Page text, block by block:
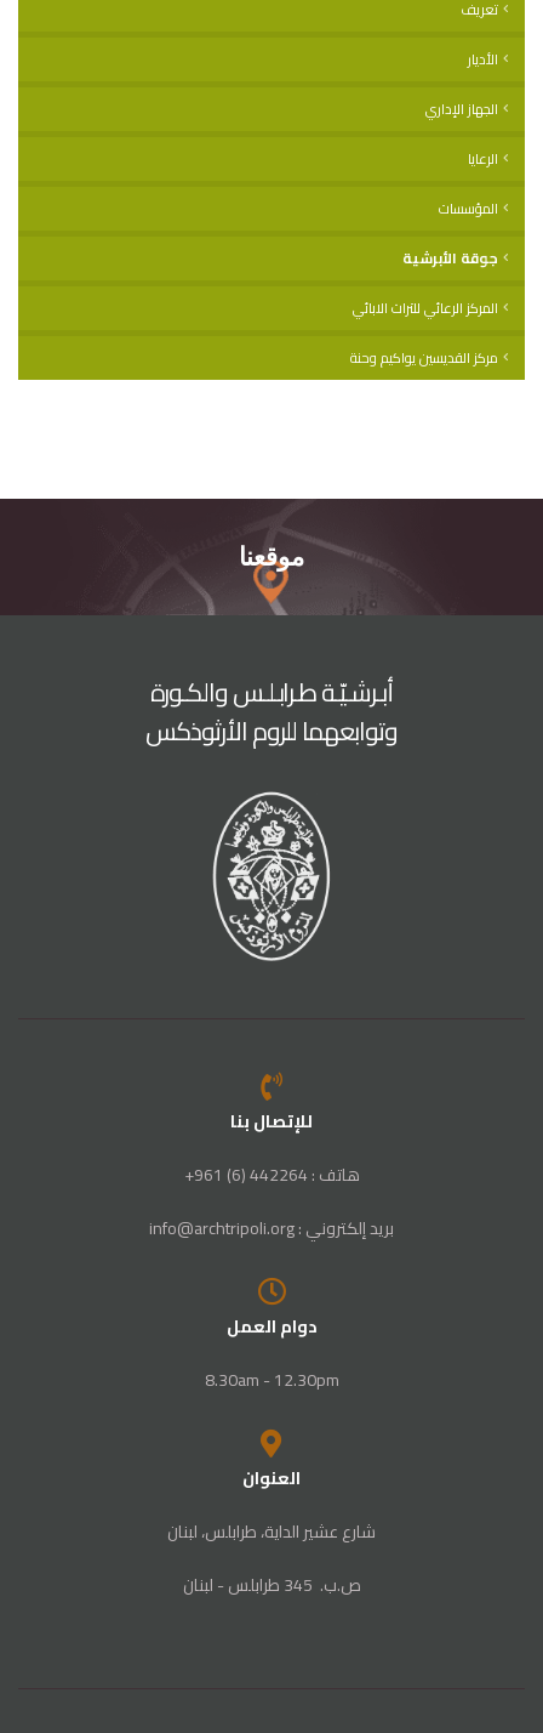
تعريف
الأديار
الجهاز الإداري
الرعايا
المؤسسات
جوقة الأبرشية
المركز الرعائي للتراث الابائي
مركز القديسين يواكيم وحنة
موقعنا
أبـرشـيّـة طـرابـلـس والكـورة
وتوابعهما للروم الأرثوذكس
للإتصال بنا
هاتف : 442264 (6) 961+
بريد إلكتروني : info@archtripoli.org
دوام العمل
8.30am - 12.30pm
العنوان
شارع عشير الداية، طرابلس، لبنان
ص‭.‬ب. ‬345‭ ‬ طرابلس‭ - ‬لبنان